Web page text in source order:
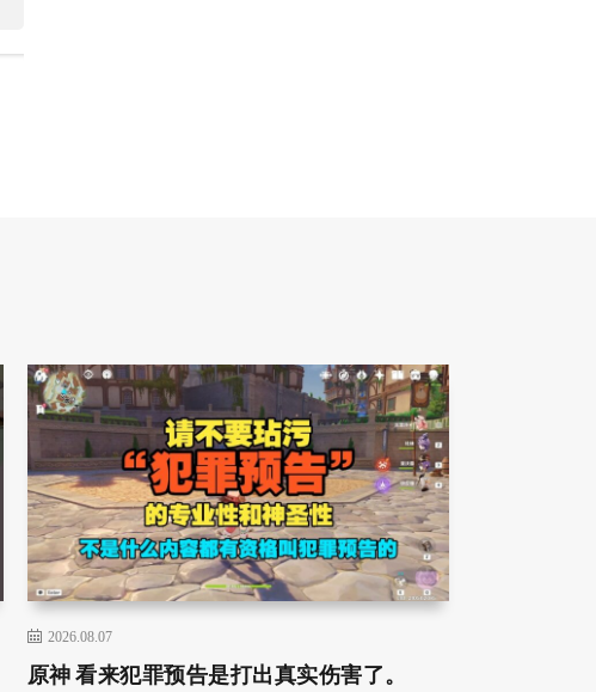
2026.08.07
原神 看来犯罪预告是打出真实伤害了。